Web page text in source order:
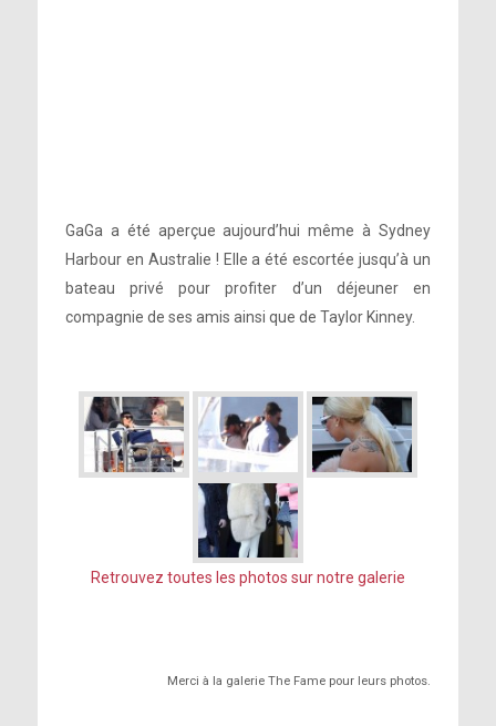
GaGa a été aperçue aujourd’hui même à Sydney
Harbour en Australie ! Elle a été escortée jusqu’à un
bateau privé pour profiter d’un déjeuner en
compagnie de ses amis ainsi que de Taylor Kinney.
Retrouvez toutes les photos sur notre galerie
Merci à la galerie The Fame pour leurs photos.